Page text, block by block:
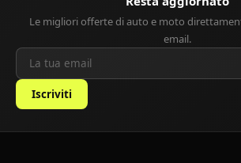
Le migliori offerte di auto e moto
email.
Iscriviti